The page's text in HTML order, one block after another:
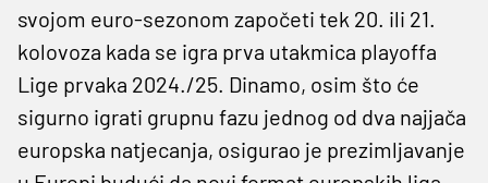
svojom euro-sezonom započeti tek 20. ili 21.
kolovoza kada se igra prva utakmica playoffa
Lige prvaka 2024./25. Dinamo, osim što će
sigurno igrati grupnu fazu jednog od dva najjača
europska natjecanja, osigurao je prezimljavanje